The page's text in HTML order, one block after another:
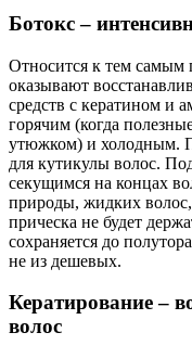
Ботокс –
Относится к тем самым
оказывают
средств с кератином и
горячим (когда
утюжком) и холодным.
для кутикулы волос.
секущимся на концах
природы, жидких
прическа не будет
сохраняется до
не из дешевых.
Кератирование –
волос